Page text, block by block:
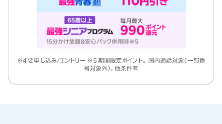
※4 要申し込み/エントリー ※5 期間限定ポイント。 国内通話対象（一部番
号対象外）。他条件有